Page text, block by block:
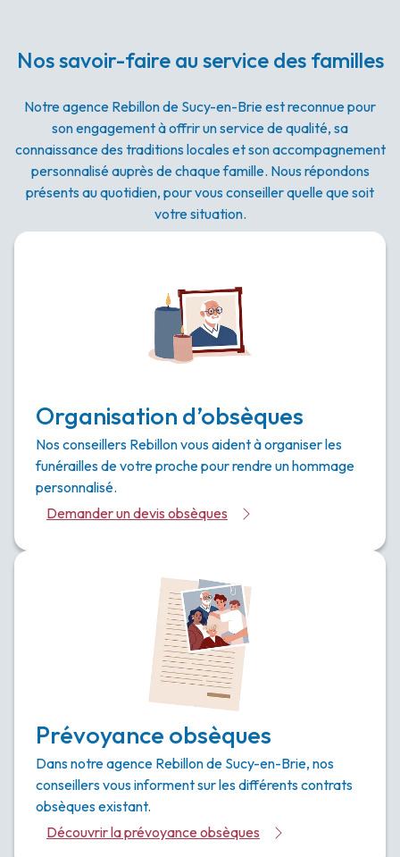
Nos savoir-faire au service des familles
Notre agence Rebillon de Sucy-en-Brie est reconnue pour
son engagement à offrir un service de qualité, sa
connaissance des traditions locales et son accompagnement
personnalisé auprès de chaque famille. Nous répondons
présents au quotidien, pour vous conseiller quelle que soit
votre situation.
Organisation d’obsèques
Nos conseillers Rebillon vous aident à organiser les
funérailles de votre proche pour rendre un hommage
personnalisé.
Demander un devis obsèques
Prévoyance obsèques
Dans notre agence Rebillon de Sucy-en-Brie, nos
conseillers vous informent sur les différents contrats
obsèques existant.
Découvrir la prévoyance obsèques